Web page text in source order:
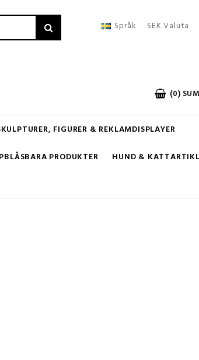
Språk SEK Valuta
(0)
FIGURER & REKLAMDISPLAYER
PRODUKTER HUND &